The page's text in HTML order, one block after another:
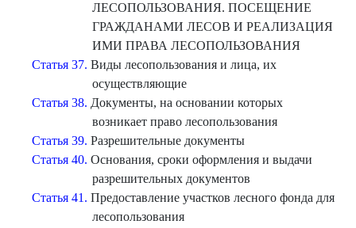
ЛЕСОПОЛЬЗОВАНИЯ. ПОСЕЩЕНИЕ
ГРАЖДАНАМИ ЛЕСОВ И РЕАЛИЗАЦИЯ
ИМИ ПРАВА ЛЕСОПОЛЬЗОВАНИЯ
Статья 37. Виды лесопользования и лица, их
осуществляющие
Статья 38. Документы, на основании которых
возникает право лесопользования
Статья 39. Разрешительные документы
Статья 40. Основания, сроки оформления и выдачи
разрешительных документов
Статья 41. Предоставление участков лесного фонда для
лесопользования